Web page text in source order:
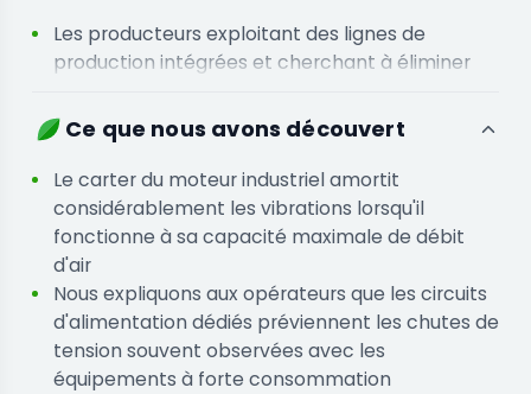
Les producteurs exploitant des lignes de
production intégrées et cherchant à éliminer
manipulation manuelle des déchets entre les
étapes
Les exploitations agricoles actuellement
confrontées à des temps d'arrêt importants
après la récolte en raison de cycles de
nettoyage inefficaces
Ce que nous avons découvert
Le carter du moteur industriel amortit
considérablement les vibrations lorsqu'il
fonctionne à sa capacité maximale de débit
d'air
Nous expliquons aux opérateurs que les circuits
d'alimentation dédiés préviennent les chutes de
tension souvent observées avec les
équipements à forte consommation